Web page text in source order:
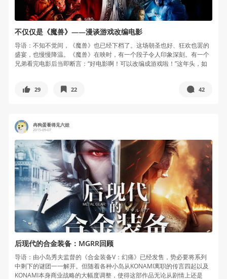
不仅仅是《魔兽》——漫谈游戏改编电影
导语：不知不觉间，《魔兽》也已经下档了。这场朝圣也好、狂欢也罢的
盛宴，也慢慢降温。《魔兽》在映时，有一个段子令人印象深刻。有一个
兄弟看完电影后当即断言：“好电影啊！可以改编成游戏啦！”这年头，如
29 22 42
冉狗蛋看得见六娃
2015-09-07
后现代的合金装备：MGRR回顾
导语：由小岛秀夫监督的《合金装备V：幻痛》已经发售，势必要将系列
中剩下的谜团一一解开。但随着各种小岛从KONAMI离职的传言四起以及
KONAMI本身商业战略的大幅度调整，使得这部作品无论从剧情上还是